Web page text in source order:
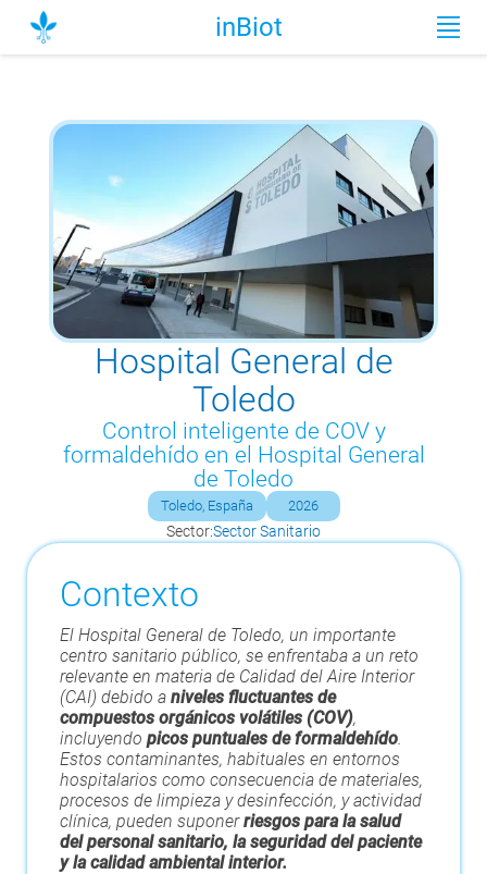
inBiot
Hospital General de
Toledo
Control inteligente de COV y
formaldehído en el Hospital General
de Toledo
Toledo, España 2026
Sector:Sector Sanitario
Contexto
El Hospital General de Toledo, un importante
centro sanitario público, se enfrentaba a un reto
relevante en materia de Calidad del Aire Interior
(CAI) debido a niveles fluctuantes de
compuestos orgánicos volátiles (COV),
incluyendo picos puntuales de formaldehído
Estos contaminantes, habituales en entornos
hospitalarios como consecuencia de materiales,
procesos de limpieza y desinfección, y actividad
clínica, pueden suponerriesgos para la salud
del personal sanitario, la seguridad del paciente
y la calidad ambiental interior.